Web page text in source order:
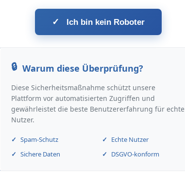
✓ Ich bin kein Roboter
Warum diese Überprüfung?
Diese Sicherheitsmaßnahme schützt unsere
Plattform vor automatisierten Zugriffen und
gewährleistet die beste Benutzererfahrung für echte
Nutzer.
Spam-Schutz
Echte Nutzer
Sichere Daten
DSGVO-konform